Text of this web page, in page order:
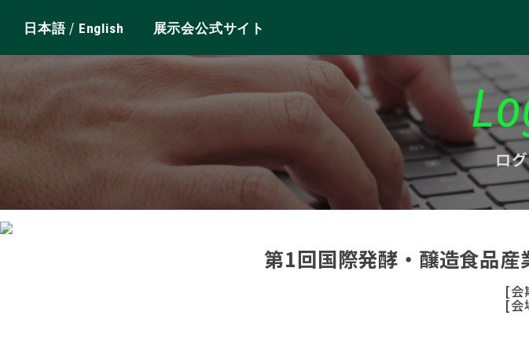
日本語/ English 展示会公式サイト
ロ
第1回国際発酵・醸造食品
[会
[会